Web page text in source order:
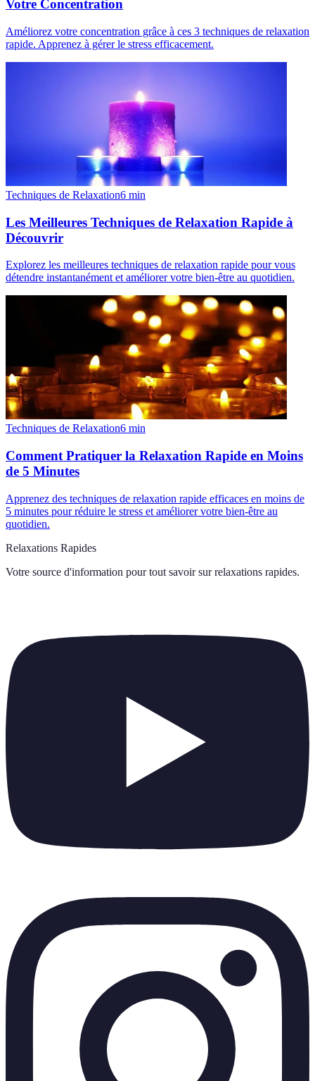
Votre Concentration
Améliorez votre concentration grâce à ces 3 techniques de relaxation
rapide. Apprenez à gérer le stress efficacement.
Techniques de Relaxation6 min
Les Meilleures Techniques de Relaxation Rapide à
Découvrir
Explorez les meilleures techniques de relaxation rapide pour vous
détendre instantanément et améliorer votre bien-être au quotidien.
Techniques de Relaxation6 min
Comment Pratiquer la Relaxation Rapide en Moins
de 5 Minutes
Apprenez des techniques de relaxation rapide efficaces en moins de
5 minutes pour réduire le stress et améliorer votre bien-être au
quotidien.
Relaxations Rapides
Votre source d'information pour tout savoir sur relaxations rapides.